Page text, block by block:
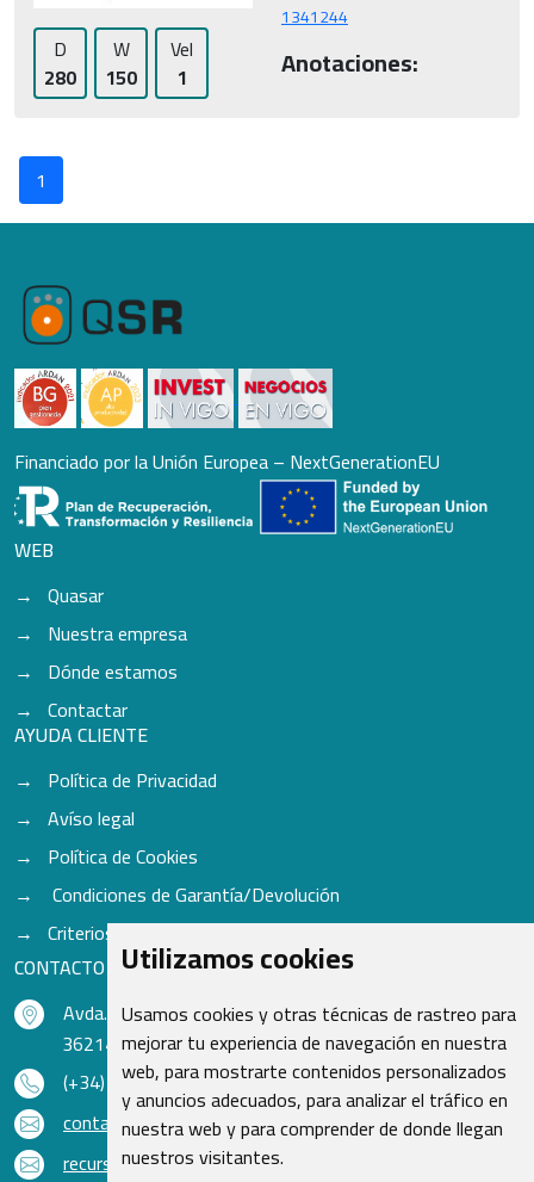
Utilizamos cookies
Usamos cookies y otras técnicas de rastreo para
mejorar tu experiencia de navegación en nuestra
web, para mostrarte contenidos personalizados
y anuncios adecuados, para analizar el tráfico en
nuestra web y para comprender de donde llegan
nuestros visitantes.
D
280
W
150
Vel
1
1341244
Anotaciones:
1
Financiado por la Unión Europea – NextGenerationEU
WEB
Quasar
Nuestra empresa
Dónde estamos
Contactar
AYUDA CLIENTE
Política de Privacidad
Avíso legal
Política de Cookies
Condiciones de Garantía/Devolución
Criterios para aceptación de Cascos
CONTACTO
Avda. do Freixo - Sardoma, 13
36214 Vigo - Pontevedra - España
(+34) 986 48 16 33
contacto@qsr.es
recursoshumanos@qsr.es